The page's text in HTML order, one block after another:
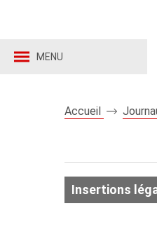
MENU
Accueil
Insertions